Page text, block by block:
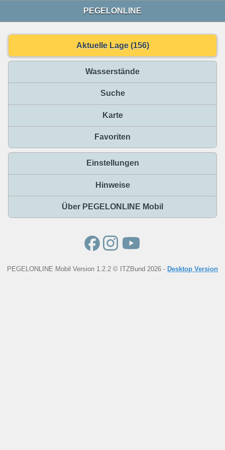
PEGELONLINE
Aktuelle Lage (156)
Wasserstände
Suche
Karte
Favoriten
Einstellungen
Hinweise
Über PEGELONLINE Mobil
PEGELONLINE Mobil Version 1.2.2 © ITZBund 2026 - Desktop Version